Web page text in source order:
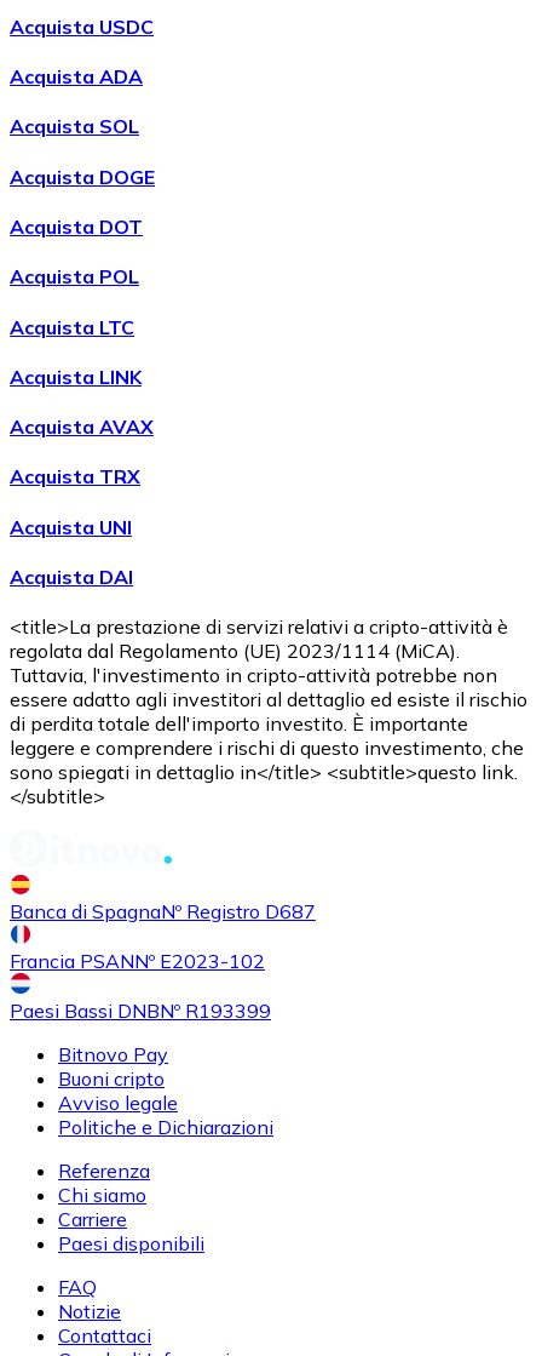
Acquista USDC
Acquista ADA
Acquista SOL
Acquista DOGE
Acquista DOT
Acquista POL
Acquista LTC
Acquista LINK
Acquista AVAX
Acquista TRX
Acquista UNI
Acquista DAI
<title>La prestazione di servizi relativi a cripto-attività è
regolata dal Regolamento (UE) 2023/1114 (MiCA).
Tuttavia, l'investimento in cripto-attività potrebbe non
essere adatto agli investitori al dettaglio ed esiste il rischio
di perdita totale dell'importo investito. È importante
leggere e comprendere i rischi di questo investimento, che
sono spiegati in dettaglio in</title> <subtitle>questo link.
</subtitle>
Banca di SpagnaNº Registro D687
Francia PSANNº E2023-102
Paesi Bassi DNBNº R193399
Bitnovo Pay
Buoni cripto
Avviso legale
Politiche e Dichiarazioni
Referenza
Chi siamo
Carriere
Paesi disponibili
FAQ
Notizie
Contattaci